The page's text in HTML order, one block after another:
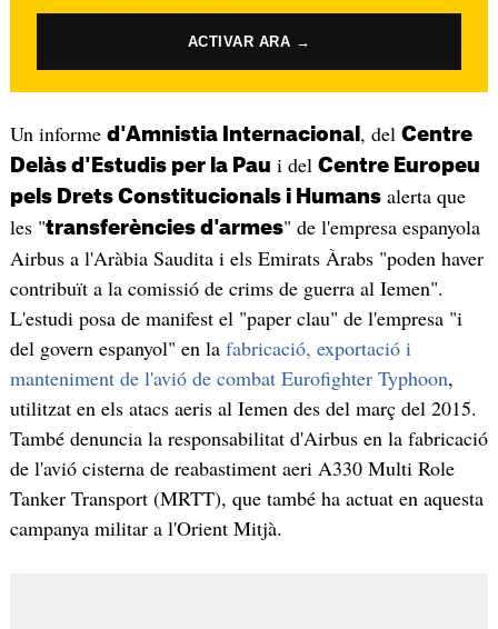
ACTIVAR ARA →
Un informe d'Amnistia Internacional , del Centre
Delàs d'Estudis per la Pau i del Centre Europeu
pels Drets Constitucionals i Humansalerta que
les "transferències d'armes" de l'empresa espanyola
Airbus a l'Aràbia Saudita i els Emirats Àrabs "poden haver
contribuït a la comissió de crims de guerra al Iemen".
L'estudi posa de manifest el "paper clau" de l'empresa "i
del govern espanyol" en la fabricació, exportació i
manteniment de l'avió de combat Eurofighter Typhoon,
utilitzat en els atacs aeris al Iemen des del març del 2015.
També denuncia la responsabilitat d'Airbus en la fabricació
de l'avió cisterna de reabastiment aeri A330 Multi Role
Tanker Transport (MRTT), que també ha actuat en aquesta
campanya militar a l'Orient Mitjà.